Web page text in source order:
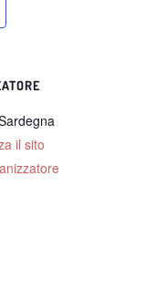
il sito